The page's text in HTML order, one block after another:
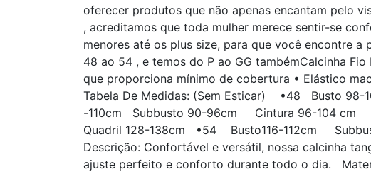
oferecer produtos que não apenas encantam pelo
, acreditamos que toda mulher merece sentir-se
menores até os plus size, para que você encontre
48 ao 54 , e temos do P ao GG tambémCalcinha
que proporciona mínimo de cobertura • Elástico
Tabela De Medidas: (Sem Esticar) •48 Busto
-110cm Subbusto 90-96cm Cintura 96-104 cm
Quadril 128-138cm •54 Busto116-112cm
Descrição: Confortável e versátil, nossa calcinha
ajuste perfeito e conforto durante todo o dia.